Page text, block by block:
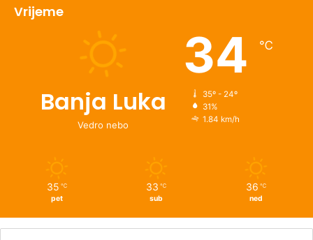
Vrijeme
Banja Luka
Vedro nebo
34 ℃
35º - 24º
31%
1.84 km/h
35 ℃
pet
33 ℃
sub
36 ℃
ned